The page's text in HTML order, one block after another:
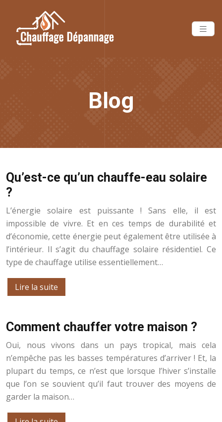
Blog
Qu’est-ce qu’un chauffe-eau solaire
?
L’énergie solaire est puissante ! Sans elle, il est
impossible de vivre. Et en ces temps de durabilité et
d’économie, cette énergie peut également être utilisée à
l’intérieur. Il s’agit du chauffage solaire résidentiel. Ce
type de chauffage utilise essentiellement…
Lire la suite
Comment chauffer votre maison ?
Oui, nous vivons dans un pays tropical, mais cela
n’empêche pas les basses températures d’arriver ! Et, la
plupart du temps, ce n’est que lorsque l’hiver s’installe
que l’on se souvient qu’il faut trouver des moyens de
garder la maison…